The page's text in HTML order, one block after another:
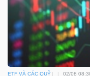
ETF VÀ CÁC QUỸ 02/08